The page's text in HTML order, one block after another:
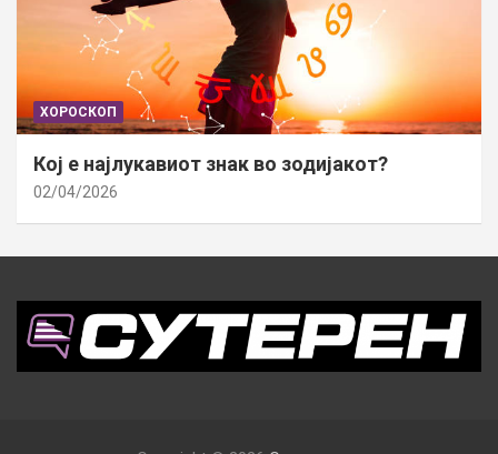
ХОРОСКОП
Кој е најлукавиот знак во зодијакот?
02/04/2026